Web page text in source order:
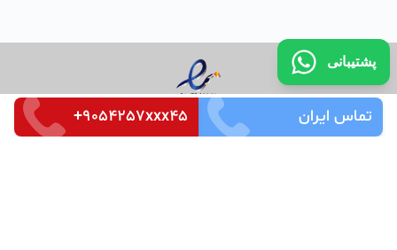
پشتیبانی
تماس ایران +9054257xxx45